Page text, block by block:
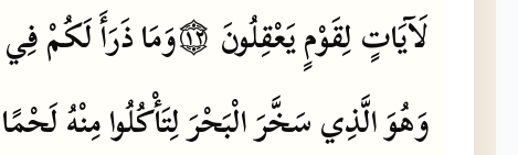
لَآيَاتٍلِقَوْمٍيَعْقِلُونَ ۝١٢وَمَاذَرَأَلَكُمْفِي
وَهُوَالَّذِيسَخَّرَالْبَحْرَلِتَأْكُلُوامِنْهُلَحْمًا